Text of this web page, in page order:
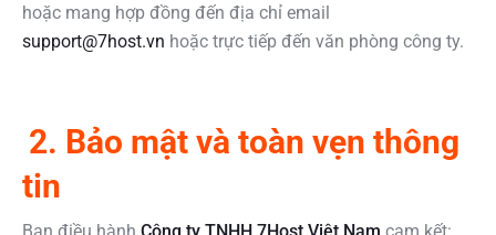
hoặc mang hợp đồng đến địa chỉ email
support@7host.vn hoặc trực tiếp đến văn phòng công ty.
2. Bảo mật và toàn vẹn thông
tin